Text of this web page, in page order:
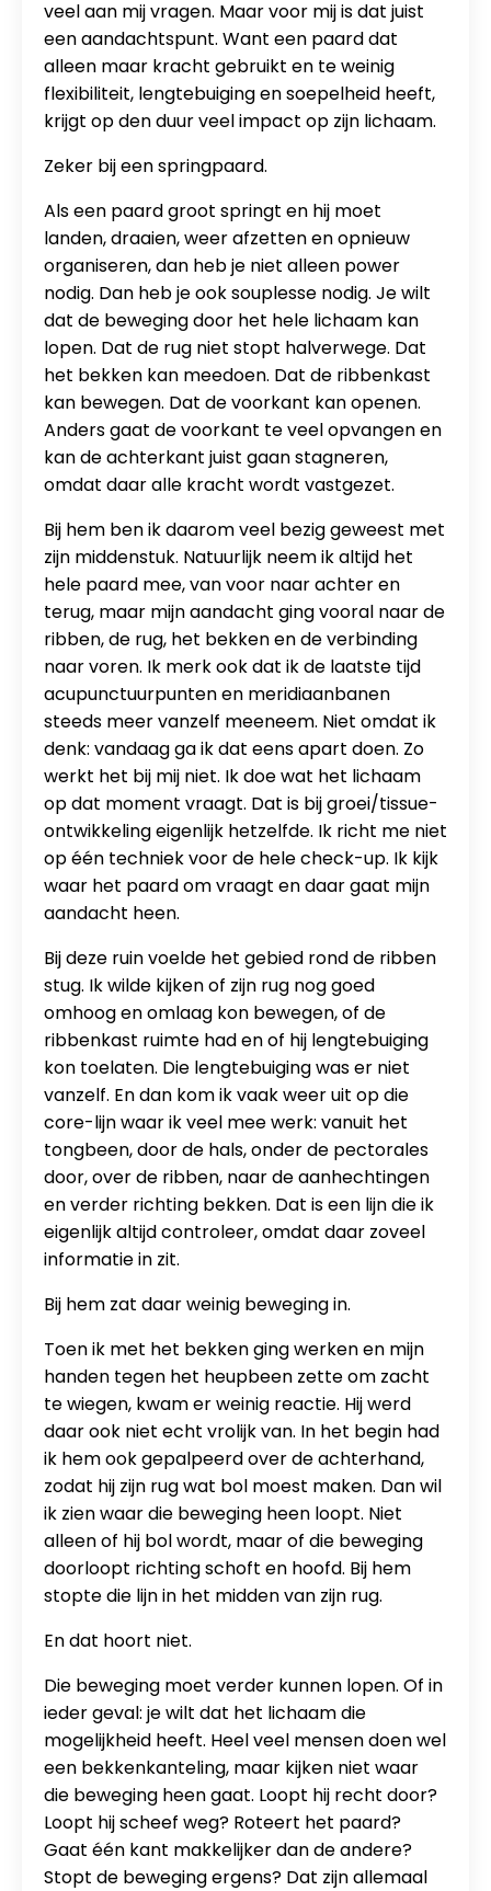
veel aan mij vragen. Maar voor mij is dat juist
een aandachtspunt. Want een paard dat
alleen maar kracht gebruikt en te weinig
flexibiliteit, lengtebuiging en soepelheid heeft,
krijgt op den duur veel impact op zijn lichaam.
Zeker bij een springpaard.
Als een paard groot springt en hij moet
landen, draaien, weer afzetten en opnieuw
organiseren, dan heb je niet alleen power
nodig. Dan heb je ook souplesse nodig. Je wilt
dat de beweging door het hele lichaam kan
lopen. Dat de rug niet stopt halverwege. Dat
het bekken kan meedoen. Dat de ribbenkast
kan bewegen. Dat de voorkant kan openen.
Anders gaat de voorkant te veel opvangen en
kan de achterkant juist gaan stagneren,
omdat daar alle kracht wordt vastgezet.
Bij hem ben ik daarom veel bezig geweest met
zijn middenstuk. Natuurlijk neem ik altijd het
hele paard mee, van voor naar achter en
terug, maar mijn aandacht ging vooral naar de
ribben, de rug, het bekken en de verbinding
naar voren. Ik merk ook dat ik de laatste tijd
acupunctuurpunten en meridiaanbanen
steeds meer vanzelf meeneem. Niet omdat ik
denk: vandaag ga ik dat eens apart doen. Zo
werkt het bij mij niet. Ik doe wat het lichaam
op dat moment vraagt. Dat is bij groei/tissue-
ontwikkeling eigenlijk hetzelfde. Ik richt me niet
op één techniek voor de hele check-up. Ik kijk
waar het paard om vraagt en daar gaat mijn
aandacht heen.
Bij deze ruin voelde het gebied rond de ribben
stug. Ik wilde kijken of zijn rug nog goed
omhoog en omlaag kon bewegen, of de
ribbenkast ruimte had en of hij lengtebuiging
kon toelaten. Die lengtebuiging was er niet
vanzelf. En dan kom ik vaak weer uit op die
core-lijn waar ik veel mee werk: vanuit het
tongbeen, door de hals, onder de pectorales
door, over de ribben, naar de aanhechtingen
en verder richting bekken. Dat is een lijn die ik
eigenlijk altijd controleer, omdat daar zoveel
informatie in zit.
Bij hem zat daar weinig beweging in.
Toen ik met het bekken ging werken en mijn
handen tegen het heupbeen zette om zacht
te wiegen, kwam er weinig reactie. Hij werd
daar ook niet echt vrolijk van. In het begin had
ik hem ook gepalpeerd over de achterhand,
zodat hij zijn rug wat bol moest maken. Dan wil
ik zien waar die beweging heen loopt. Niet
alleen of hij bol wordt, maar of die beweging
doorloopt richting schoft en hoofd. Bij hem
stopte die lijn in het midden van zijn rug.
En dat hoort niet.
Die beweging moet verder kunnen lopen. Of in
ieder geval: je wilt dat het lichaam die
mogelijkheid heeft. Heel veel mensen doen wel
een bekkenkanteling, maar kijken niet waar
die beweging heen gaat. Loopt hij recht door?
Loopt hij scheef weg? Roteert het paard?
Gaat één kant makkelijker dan de andere?
Stopt de beweging ergens? Dat zijn allemaal